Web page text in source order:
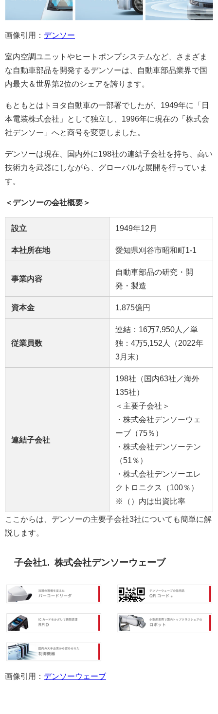
画像引用： デンソー
室内空調ユニットやヒートポンプシステムなど、さまざま
な自動車部品を開発するデンソーは、自動車部品業界で国
内最大＆世界第2位のシェアを誇ります。
もともとはトヨタ自動車の一部署でしたが、1949年に「日
本電装株式会社」として独立し、1996年に現在の「株式会
社デンソー」へと商号を変更しました。
デンソーは現在、国内外に198社の連結子会社を持ち、高い
技術力を武器にしながら、グローバルな展開を行っていま
す。
＜デンソーの会社概要＞
設立 1949年12月
本社所在地 愛知県刈谷市昭和町1-1
事業内容
自動車部品の研究・開
発・製造
資本金 1,875億円
従業員数
連結：16万7,950人／単
独：4万5,152人（2022年
3月末）
連結子会社
198社（国内63社／海外
135社）
＜主要子会社＞
・株式会社デンソーウェ
ーブ（75％）
・株式会社デンソーテン
（51％）
・株式会社デンソーエレ
クトロニクス（100％）
※（）内は出資比率
ここからは、デンソーの主要子会社3社についても簡単に解
説します。
子会社1. 株式会社デンソーウェーブ
画像引用： デンソーウェーブ